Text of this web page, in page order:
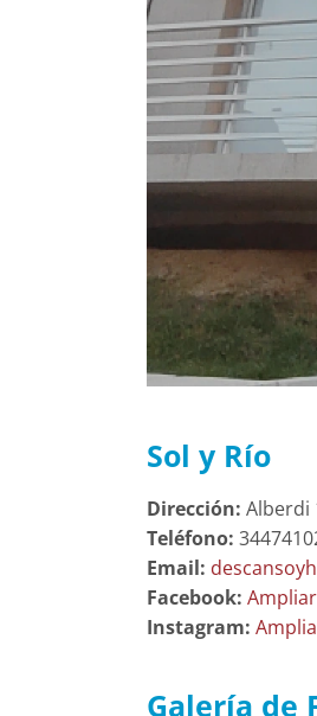
Sol y Río
Dirección: Alberdi
Teléfono:
Email:
Facebook: Ampliar
Instagram:
Galería de